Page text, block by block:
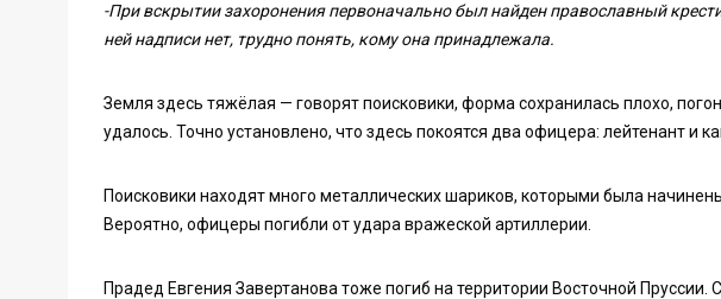
-При вскрытии захоронения первоначально был найден православный
ней надписи нет, трудно понять, кому она принадлежала.
Земля здесь тяжёлая — говорят поисковики, форма сохранилась плохо,
удалось. Точно установлено, что здесь покоятся два офицера: лейтенант и
Поисковики находят много металлических шариков, которыми была
Вероятно, офицеры погибли от удара вражеской артиллерии.
Прадед Евгения Завертанова тоже погиб на территории Восточной Пруссии.